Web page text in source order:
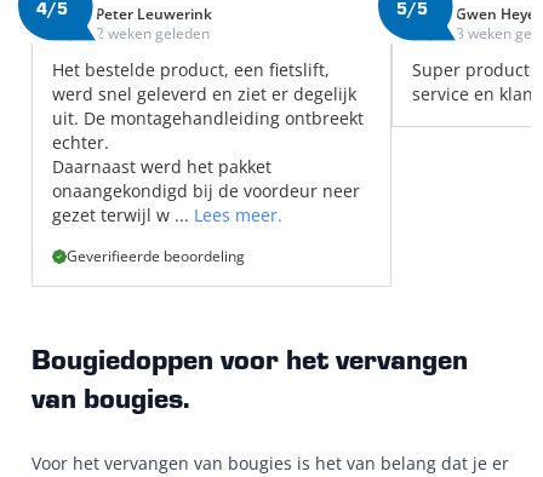
4/5
Peter Leuwerink
2 weken geleden
Het bestelde product, een fietslift,
werd snel geleverd en ziet er degelijk
uit. De montagehandleiding ontbreekt
echter.
Daarnaast werd het pakket
onaangekondigd bij de voordeur neer
gezet terwijl w ... Lees meer.
Geverifieerde beoordeling
5/5
Gwen Heye
3 weken
Super
service en
Bougiedoppen voor het vervangen
van bougies.
Voor het vervangen van bougies is het van belang dat je er